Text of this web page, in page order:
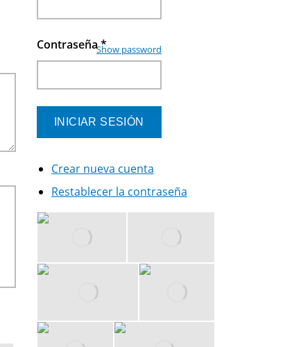
Contraseña*
Show password
Crear nueva cuenta
Restablecer la contraseña